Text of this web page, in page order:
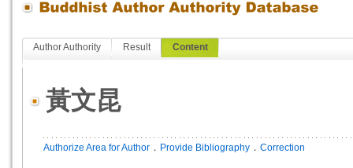
Author Authority Result Content
黃文昆
Authorize Area for Author ． Provide Bibliography ． Correction